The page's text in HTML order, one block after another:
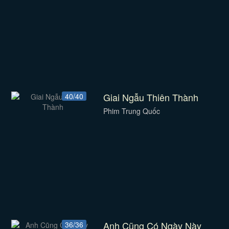
40/40 Giai Ngẫu Thiên Thành
Phim Trung Quốc
36/36 Anh Cũng Có Ngày Này